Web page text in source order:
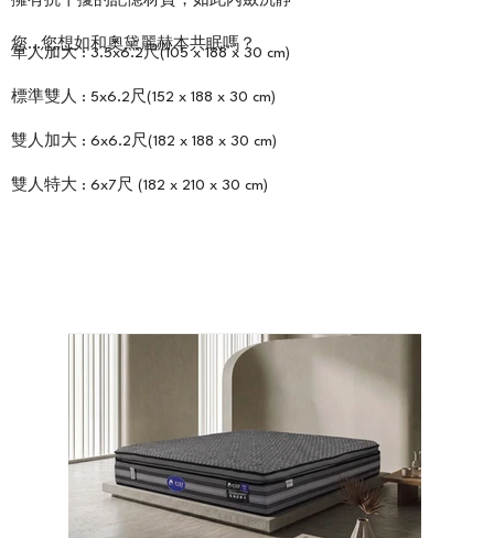
您...您想如和奧黛麗赫本共眠嗎？
單人加大 : 3.5x6.2尺(105 x 188 x 30 cm)
標準雙人 : 5x6.2尺(152 x 188 x 30 cm)
雙人加大 : 6x6.2尺(182 x 188 x 30 cm)
雙人特大 : 6x7尺 (182 x 210 x 30 cm)